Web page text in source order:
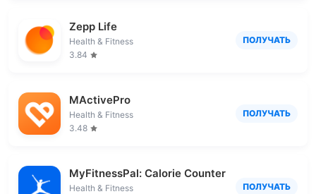
Zepp Life
Health & Fitness
3.84
ПОЛУЧАТЬ
MActivePro
Health & Fitness
3.48
ПОЛУЧАТЬ
MyFitnessPal: Calorie Counter
Health & Fitness
ПОЛУЧАТЬ